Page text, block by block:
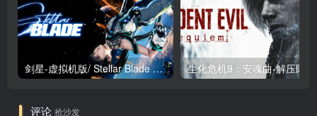
剑星-虚拟机版/ Stellar Blade v1.4.1|Build.19963153 终极版新补丁 送修改器 免安装中文版
评论 抢沙发